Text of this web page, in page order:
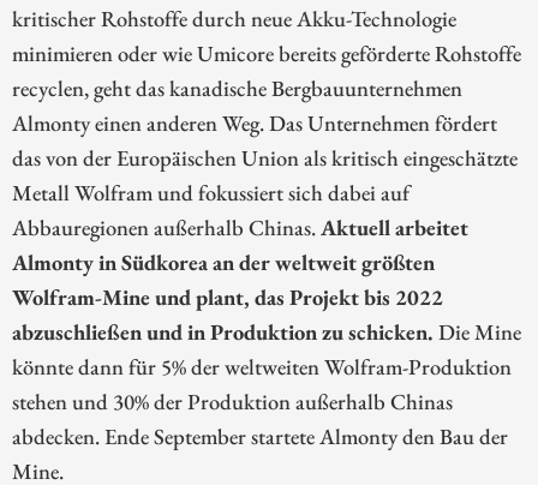
kritischer Rohstoffe durch neue Akku-Technologie
minimieren oder wie Umicore bereits geförderte Rohstoffe
recyclen, geht das kanadische Bergbauunternehmen
Almonty einen anderen Weg. Das Unternehmen fördert
das von der Europäischen Union als kritisch eingeschätzte
Metall Wolfram und fokussiert sich dabei auf
Abbauregionen außerhalb Chinas.Aktuell arbeitet
Almonty in Südkorea an der weltweit größten
Wolfram-Mine und plant, das Projekt bis 2022
abzuschließen und in Produktion zu schicken. Die Mine
könnte dann für 5% der weltweiten Wolfram-Produktion
stehen und 30% der Produktion außerhalb Chinas
abdecken. Ende September startete Almonty den Bau der
Mine.